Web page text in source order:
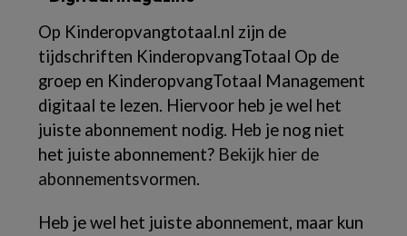
Op Kinderopvangtotaal.nl zijn de
tijdschriften KinderopvangTotaal Op de
groep en KinderopvangTotaal Management
digitaal te lezen. Hiervoor heb je wel het
juiste abonnement nodig. Heb je nog niet
het juiste abonnement? Bekijk hier de
abonnementsvormen.
Heb je wel het juiste abonnement, maar kun